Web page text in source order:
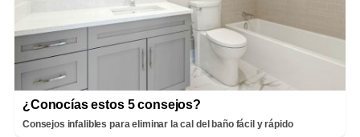
¿Conocías estos 5 consejos?
Consejos infalibles para eliminar la cal del baño fácil y rápido